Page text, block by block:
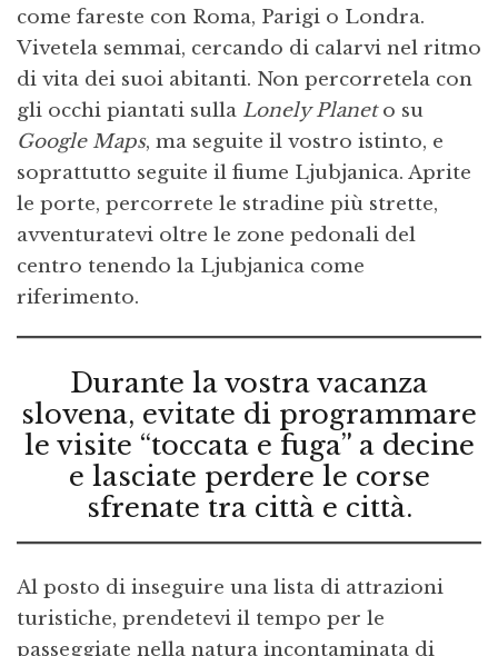
come fareste con Roma, Parigi o Londra.
Vivetela semmai, cercando di calarvi nel ritmo
di vita dei suoi abitanti. Non percorretela con
gli occhi piantati sulla Lonely Planeto su
Google Maps, ma seguite il vostro istinto, e
soprattutto seguite il fiume Ljubjanica. Aprite
le porte, percorrete le stradine più strette,
avventuratevi oltre le zone pedonali del
centro tenendo la Ljubjanica come
riferimento.
Durante la vostra vacanza
slovena, evitate di programmare
le visite “toccata e fuga” a decine
e lasciate perdere le corse
sfrenate tra città e città.
Al posto di inseguire una lista di attrazioni
turistiche, prendetevi il tempo per le
passeggiate nella natura incontaminata di